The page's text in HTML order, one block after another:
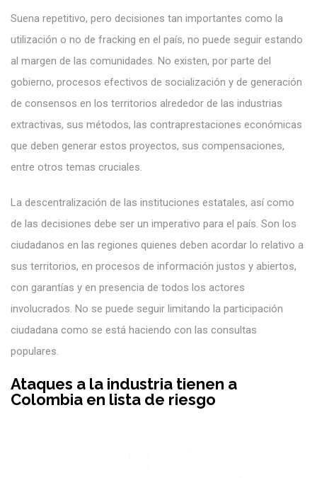
Suena repetitivo, pero decisiones tan importantes como la
utilización o no de fracking en el país, no puede seguir estando
al margen de las comunidades. No existen, por parte del
gobierno, procesos efectivos de socialización y de generación
de consensos en los territorios alrededor de las industrias
extractivas, sus métodos, las contraprestaciones económicas
que deben generar estos proyectos, sus compensaciones,
entre otros temas cruciales.
La descentralización de las instituciones estatales, así como
de las decisiones debe ser un imperativo para el país. Son los
ciudadanos en las regiones quienes deben acordar lo relativo a
sus territorios, en procesos de información justos y abiertos,
con garantías y en presencia de todos los actores
involucrados. No se puede seguir limitando la participación
ciudadana como se está haciendo con las consultas
populares.
Ataques a la industria tienen a
Colombia en lista de riesgo